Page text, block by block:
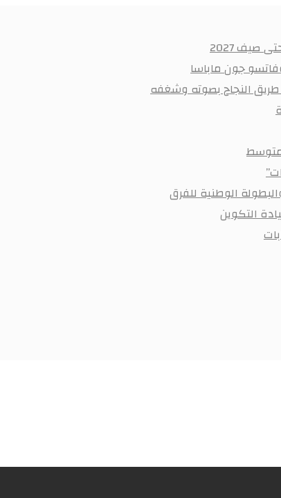
صيف 2027
جون ماباسا
طريق النجاح بصوته وشغفه
الوطنية للفرق
التكوين